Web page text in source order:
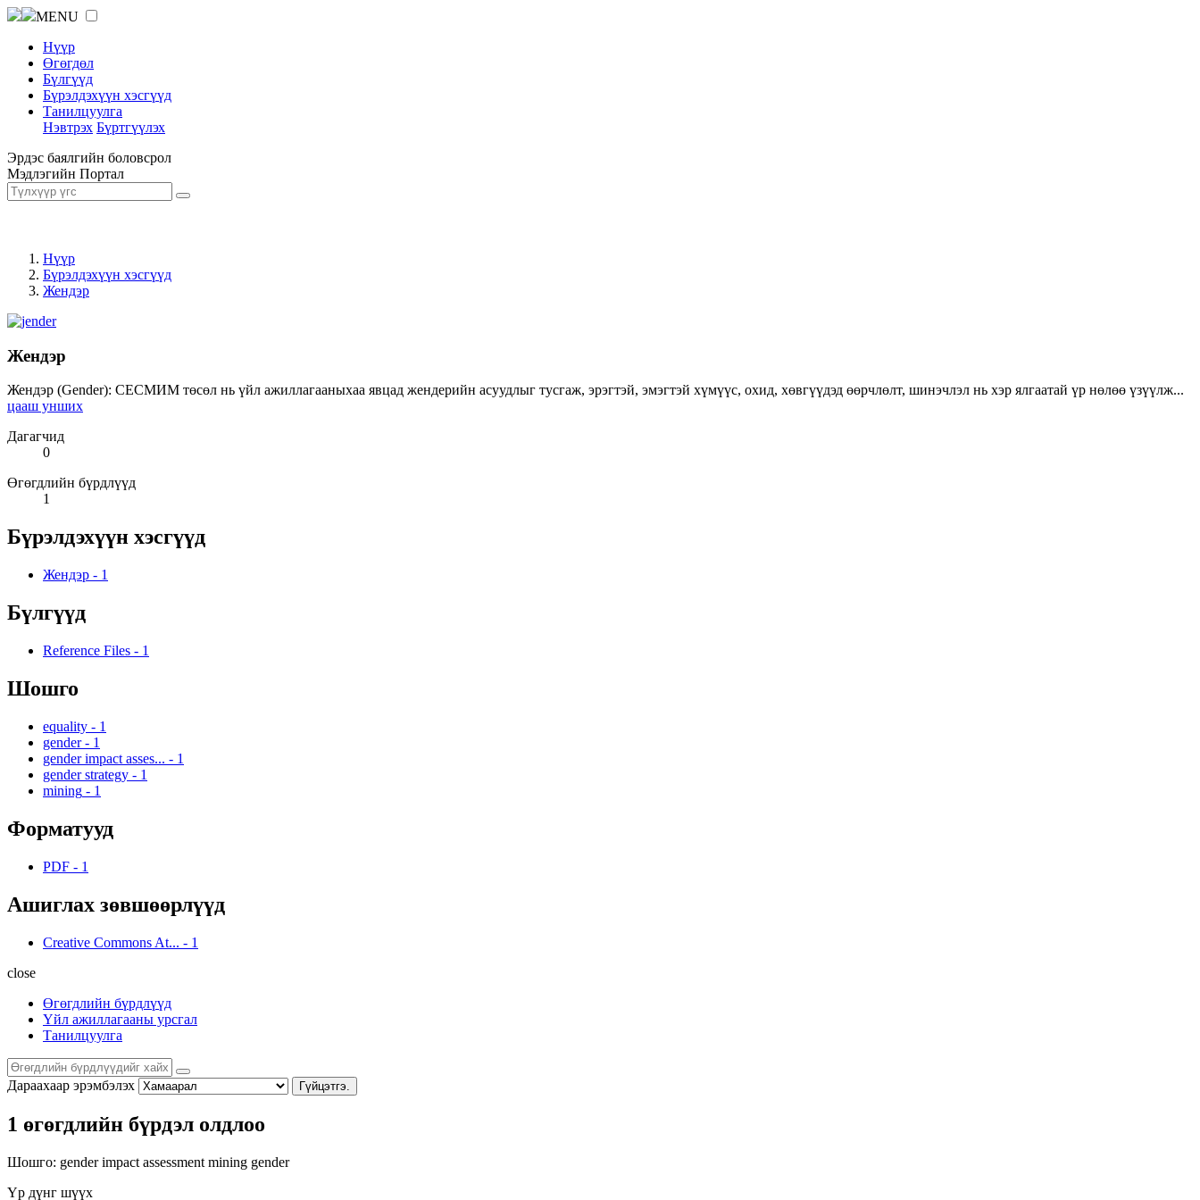
MENU
Нүүр
Өгөгдөл
Бүлгүүд
Бүрэлдэхүүн хэсгүүд
Танилцуулга
Нэвтрэх Бүртгүүлэх
Эрдэс баялгийн боловсрол
Мэдлэгийн Портал
Нүүр
Бүрэлдэхүүн хэсгүүд
Жендэр
Жендэр
Жендэр (Gender): СЕСМИМ төсөл нь үйл ажиллагааныхаа явцад жендерийн асуудлыг тусгаж, эрэгтэй, эмэгтэй хүмүүс, охид, хөвгүүдэд өөрчлөлт, шинэчлэл нь хэр ялгаатай үр нөлөө үзүүлж...
цааш унших
Дагагчид
0
Өгөгдлийн бүрдлүүд
1
Бүрэлдэхүүн хэсгүүд
Жендэр - 1
Бүлгүүд
Reference Files - 1
Шошго
equality - 1
gender - 1
gender impact asses... - 1
gender strategy - 1
mining - 1
Форматууд
PDF - 1
Ашиглах зөвшөөрлүүд
Creative Commons At... - 1
close
Өгөгдлийн бүрдлүүд
Үйл ажиллагааны урсгал
Танилцуулга
Дараахаар эрэмбэлэх Гүйцэтгэ.
1 өгөгдлийн бүрдэл олдлоо
Шошго: gender impact assessment mining gender
Үр дүнг шүүх